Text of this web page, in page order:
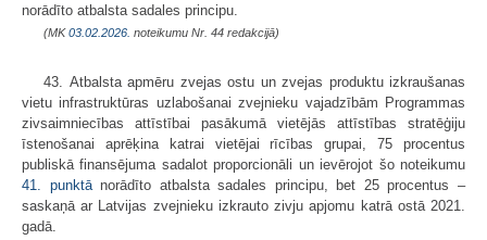
norādīto atbalsta sadales principu.
(MK03.02.2026. noteikumu Nr. 44 redakcijā)
43. Atbalsta apmēru zvejas ostu un zvejas produktu izkraušanas
vietu infrastruktūras uzlabošanai zvejnieku vajadzībām Programmas
zivsaimniecības attīstībai pasākumā vietējās attīstības stratēģiju
īstenošanai aprēķina katrai vietējai rīcības grupai, 75 procentus
publiskā finansējuma sadalot proporcionāli un ievērojot šo noteikumu
41. punktānorādīto atbalsta sadales principu, bet 25 procentus –
saskaņā ar Latvijas zvejnieku izkrauto zivju apjomu katrā ostā 2021.
gadā.